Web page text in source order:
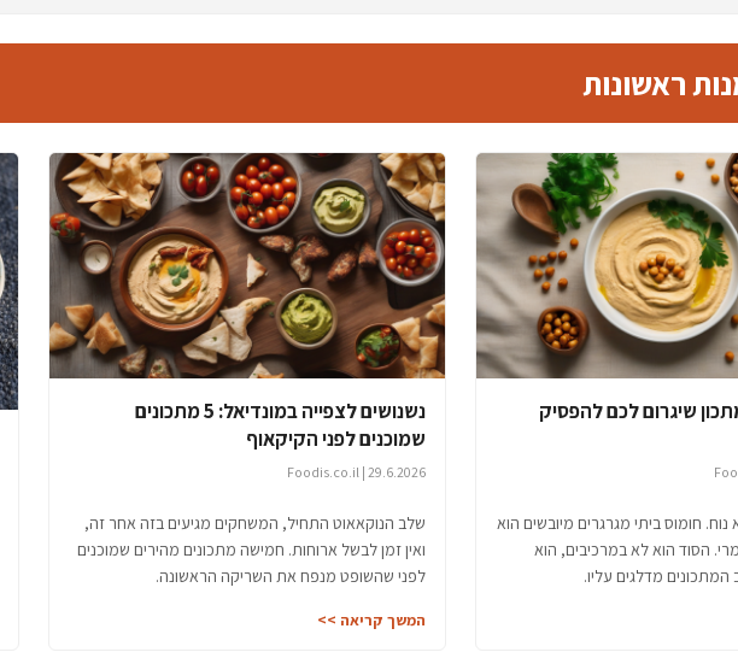
ראשונות
שיגרום לכם להפסיק
חומוס ביתי מגרגרים מיובשים הוא
הסוד הוא לא במרכיבים, הוא
מדלגים עליו.
נשנושים לצפייה במונדיאל: 5 מתכונים
שמוכנים לפני הקיקאוף
29.6.2026 | Foodis.co.il
שלב הנוקאאוט התחיל, המשחקים מגיעים בזה אחר זה,
ואין זמן לבשל ארוחות. חמישה מתכונים מהירים שמוכנים
לפני שהשופט מנפח את השריקה הראשונה.
המשך קריאה >>